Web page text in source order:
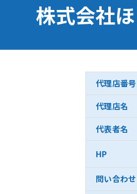
株式会社
代理店番号
代理店名
代表者名
HP
問い合わせ